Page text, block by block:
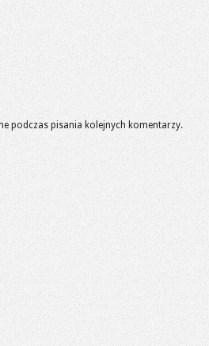
podczas pisania kolejnych komentarzy.